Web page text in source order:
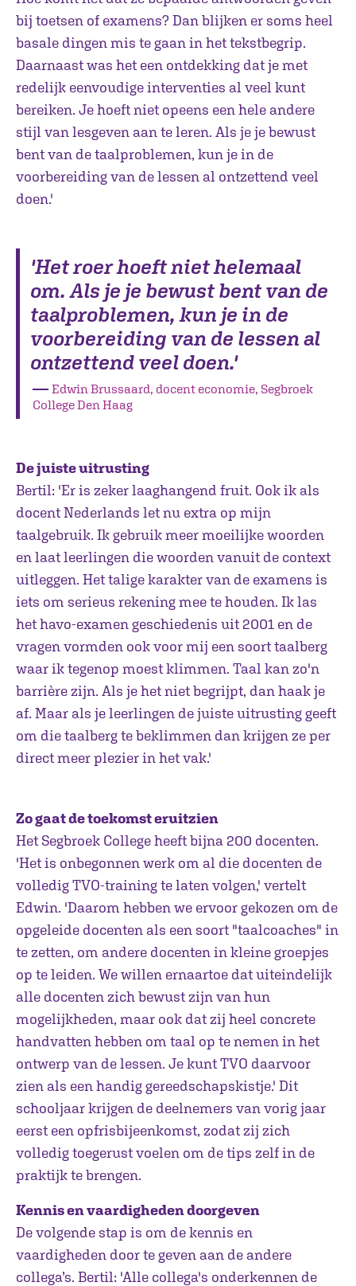
bij toetsen of examens? Dan blijken er soms heel
basale dingen mis te gaan in het tekstbegrip.
Daarnaast was het een ontdekking dat je met
redelijk eenvoudige interventies al veel kunt
bereiken. Je hoeft niet opeens een hele andere
stijl van lesgeven aan te leren. Als je je bewust
bent van de taalproblemen, kun je in de
voorbereiding van de lessen al ontzettend veel
doen.'
'Het roer hoeft niet helemaal
om. Als je je bewust bent van de
taalproblemen, kun je in de
voorbereiding van de lessen al
ontzettend veel doen.'
― Edwin Brussaard, docent economie, Segbroek
College Den Haag
De juiste uitrusting
Bertil: 'Er is zeker laaghangend fruit. Ook ik als
docent Nederlands let nu extra op mijn
taalgebruik. Ik gebruik meer moeilijke woorden
en laat leerlingen die woorden vanuit de context
uitleggen. Het talige karakter van de examens is
iets om serieus rekening mee te houden. Ik las
het havo-examen geschiedenis uit 2001 en de
vragen vormden ook voor mij een soort taalberg
waar ik tegenop moest klimmen. Taal kan zo'n
barrière zijn. Als je het niet begrijpt, dan haak je
af. Maar als je leerlingen de juiste uitrusting geeft
om die taalberg te beklimmen dan krijgen ze per
direct meer plezier in het vak.'
Zo gaat detoekomst eruitzien
Het Segbroek College heeft bijna 200 docenten.
'Het is onbegonnen werk om al die docenten de
volledig TVO-training te laten volgen,' vertelt
Edwin. 'Daarom hebben we ervoor gekozen om de
opgeleide docenten als een soort "taalcoaches" in
te zetten, om andere docenten in kleine groepjes
op te leiden. We willen ernaartoe dat uiteindelijk
alle docenten zich bewust zijn van hun
mogelijkheden, maar ook dat zij heel concrete
handvatten hebben om taal op te nemen in het
ontwerp van de lessen. Je kunt TVO daarvoor
zien als een handig gereedschapskistje.' Dit
schooljaar krijgen de deelnemers van vorig jaar
eerst een opfrisbijeenkomst, zodat zij zich
volledig toegerust voelen om de tips zelf in de
praktijk te brengen.
Kennis en vaardigheden doorgeven
De volgende stap is om de kennis en
vaardigheden door te geven aan de andere
collega’s. Bertil: 'Alle collega's onderkennen de